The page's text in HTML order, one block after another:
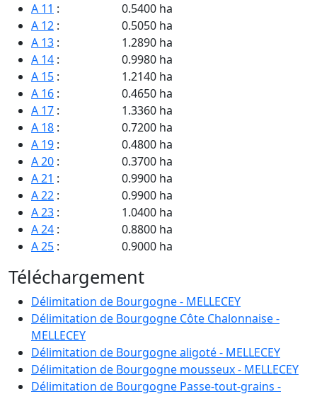
A 11 :
0.5400 ha
A 12 :
0.5050 ha
A 13 :
1.2890 ha
A 14 :
0.9980 ha
A 15 :
1.2140 ha
A 16 :
0.4650 ha
A 17 :
1.3360 ha
A 18 :
0.7200 ha
A 19 :
0.4800 ha
A 20 :
0.3700 ha
A 21 :
0.9900 ha
A 22 :
0.9900 ha
A 23 :
1.0400 ha
A 24 :
0.8800 ha
A 25 :
0.9000 ha
A 27:
1.5740 ha
A 28:
0.2660 ha
A 29:
0.6810 ha
A 30 :
A 31:
1.0870 ha
A 32:
0.3200 ha
A 33:
0.9830 ha
Téléchargement
Délimitation de Bourgogne - MELLECEY
Délimitation de Bourgogne Côte Chalonnaise -
MELLECEY
Délimitation de Bourgogne aligoté - MELLECEY
Délimitation de Bourgogne mousseux - MELLECEY
Délimitation de Bourgogne Passe-tout-grains -